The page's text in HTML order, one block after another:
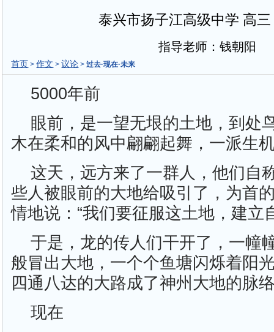
泰兴市扬子江高级中学 高
指导老师：钱朝阳
首页 >作文 >议论 >过去·现在·未来
5000年前
眼前，是一望无垠的土地，到处
木在柔和的风中翩翩起舞，一派
这天，远方来了一群人，他们自
些人被眼前的大地给吸引了，为首
情地说：“我们要征服这土地，建立
于是，龙的传人们干开了，一幢
般冒出大地，一个个鱼塘闪烁着阳
四通八达的大路成了神州大地的
现在